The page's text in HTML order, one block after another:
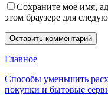
Сохраните мое имя,
этом браузере для
Главное
Способы уменьшить
покупки и бытовые